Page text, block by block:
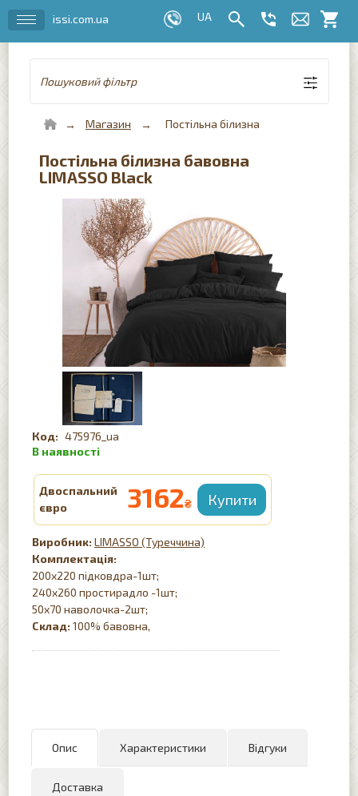
issi.com.ua
Пошуковий фільтр
Магазин Постільна білизна
Постільна білизна бавовна
LIMASSO Black
475976_ua
Двоспальний
євро
3162₴
LIMASSO (Туреччина)
Комплектація:
200х220 підковдра-1шт;
240х260 простирадло -1шт;
50х70 наволочка-2шт;
Склад: 100% бавовна,
Опис Характеристики Відгуки
Доставка